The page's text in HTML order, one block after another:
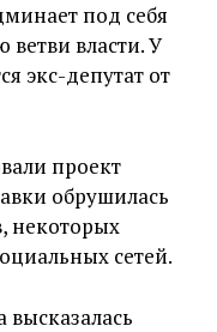
под себя
власти. У
экс-депутат от
проект
обрушилась
некоторых
сетей.